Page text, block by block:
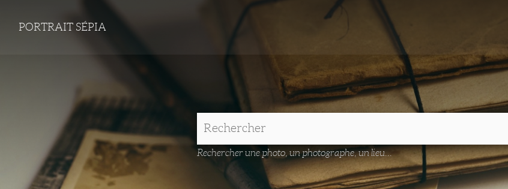
PORTRAIT SÉPIA
Rechercher une photo, un photographe, un lieu...